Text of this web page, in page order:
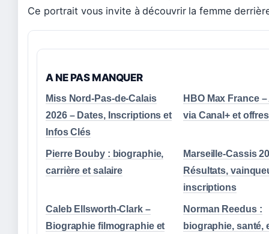
Ce portrait vous invite à découvrir la femme
A NE PAS MANQUER
Miss Nord-Pas-de-Calais
2026 – Dates, Inscriptions et
Infos Clés
HBO Max France
via Canal+ et
Pierre Bouby : biographie,
carrière et salaire
Marseille-Cassis
Résultats,
inscriptions
Caleb Ellsworth-Clark –
Biographie filmographie et
Norman Reedus :
biographie, santé,